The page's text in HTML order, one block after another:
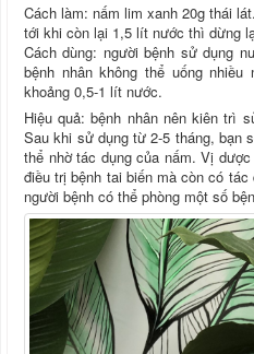
Cách làm: nấm lim xanh 20g thái
tới khi còn lại 1,5 lít nước thì dừng
Cách dùng: người bệnh sử dụng
bệnh nhân không thể uống
khoảng 0,5-1 lít nước.
Hiệu quả: bệnh nhân nên kiên trì
Sau khi sử dụng từ 2-5 tháng,
thể nhờ tác dụng của nấm. Vị
điều trị bệnh tai biến mà còn có
người bệnh có thể phòng một số